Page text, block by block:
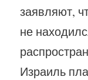
заявляют,
не
Израиль